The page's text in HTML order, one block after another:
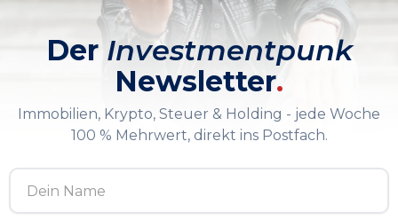
DerInvestmentpunk
Newsletter.
Immobilien, Krypto, Steuer & Holding - jede Woche
100 % Mehrwert, direkt ins Postfach.